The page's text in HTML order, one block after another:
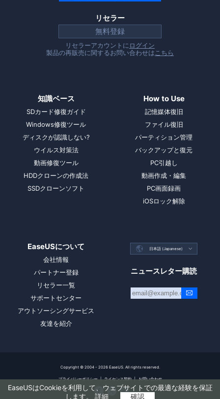
EaseUSはCookieを利用して、ウェブサイトでの最適な経験を保証
します。 詳細 確認
リセラー
無料登録
リセラーアカウントに ログイン
製品の再販売に関するお問い合わせは こちら
知識ベース
SDカード修復ガイド
Windows修復ツール
ディスクが認識しない?
ウイルス対策法
動画修復ツール
HDDクローンの作成法
SSDクローンソフト
How to Use
記憶媒体復旧
ファイル復旧
パーティション管理
バックアップと復元
PC引越し
動画作成・編集
PC画面録画
iOSロック解除
EaseUSについて
会社情報
パートナー登録
リセラー一覧
サポートセンター
アウトソーシングサービス
友達を紹介
 日本語 (Japanese) 
ニュースレター購読
Copyright © 2004 - 2026EaseUS. All rights reserved.
プライバシーポリシー | ライセンス契約 | お問い合わせ
  